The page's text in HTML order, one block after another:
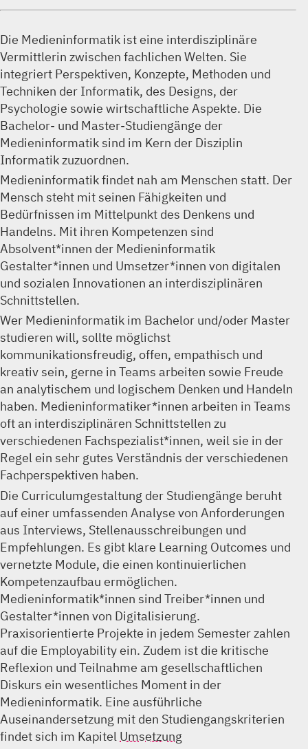
Die Medieninformatik ist eine interdisziplinäre
Vermittlerin zwischen fachlichen Welten. Sie
integriert Perspektiven, Konzepte, Methoden und
Techniken der Informatik, des Designs, der
Psychologie sowie wirtschaftliche Aspekte. Die
Bachelor- und Master-Studiengänge der
Medieninformatik sind im Kern der Disziplin
Informatik zuzuordnen.
Medieninformatik findet nah am Menschen statt. Der
Mensch steht mit seinen Fähigkeiten und
Bedürfnissen im Mittelpunkt des Denkens und
Handelns. Mit ihren Kompetenzen sind
Absolvent*innen der Medieninformatik
Gestalter*innen und Umsetzer*innen von digitalen
und sozialen Innovationen an interdisziplinären
Schnittstellen.
Wer Medieninformatik im Bachelor und/oder Master
studieren will, sollte möglichst
kommunikationsfreudig, offen, empathisch und
kreativ sein, gerne in Teams arbeiten sowie Freude
an analytischem und logischem Denken und Handeln
haben. Medieninformatiker*innen arbeiten in Teams
oft an interdisziplinären Schnittstellen zu
verschiedenen Fachspezialist*innen, weil sie in der
Regel ein sehr gutes Verständnis der verschiedenen
Fachperspektiven haben.
Die Curriculumgestaltung der Studiengänge beruht
auf einer umfassenden Analyse von Anforderungen
aus Interviews, Stellenausschreibungen und
Empfehlungen. Es gibt klare Learning Outcomes und
vernetzte Module, die einen kontinuierlichen
Kompetenzaufbau ermöglichen.
Medieninformatik*innen sind Treiber*innen und
Gestalter*innen von Digitalisierung.
Praxisorientierte Projekte in jedem Semester zahlen
auf die Employability ein. Zudem ist die kritische
Reflexion und Teilnahme am gesellschaftlichen
Diskurs ein wesentliches Moment in der
Medieninformatik. Eine ausführliche
Auseinandersetzung mit den Studiengangskriterien
findet sich im Kapitel Umsetzung